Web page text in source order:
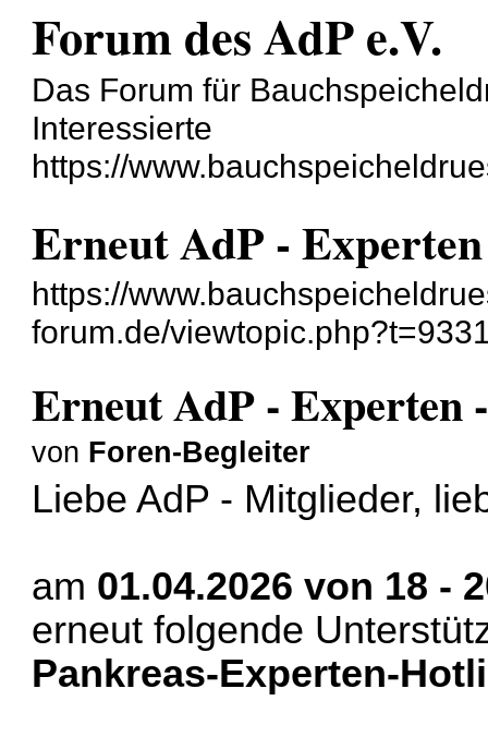
Forum des AdP e.V.
Das Forum für
Interessierte
https://
Erneut AdP -
https://
forum.de/
Erneut AdP - Experten
von Foren-Begleiter
Liebe AdP - Mitglieder,
am 01.04.2026 von 18 -
erneut folgende
Pankreas-Experten-